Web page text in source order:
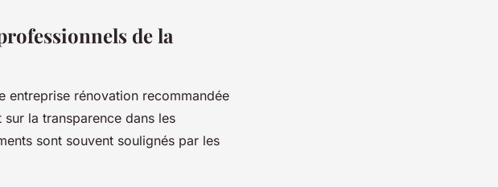
de la
entreprise rénovation recommandée
la transparence dans les
sont souvent soulignés par les